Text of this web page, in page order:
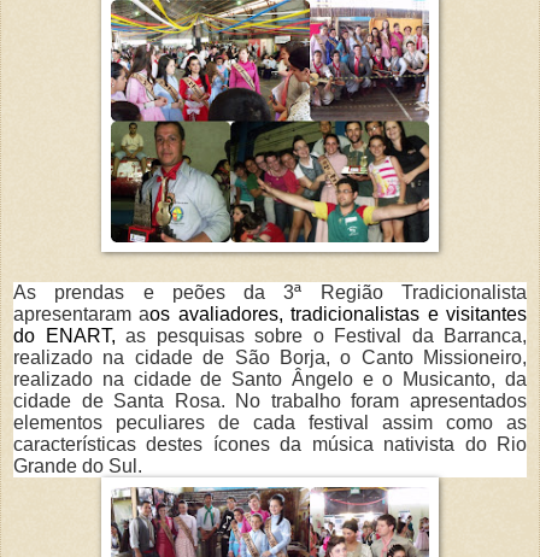
As prendas e peões da 3ª Região Tradicionalista
apresentaram aos avaliadores, tradicionalistas e visitantes
do ENART, as pesquisas sobre o Festival da Barranca,
realizado na cidade de São Borja, o Canto Missioneiro,
realizado na cidade de Santo Ângelo e o Musicanto, da
cidade de Santa Rosa. No trabalho foram apresentados
elementos peculiares de cada festival assim como as
características destes ícones da música nativista do Rio
Grande do Sul.